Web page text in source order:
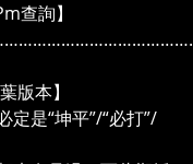
查詢】
本】
定是“坤平”/“必打”/